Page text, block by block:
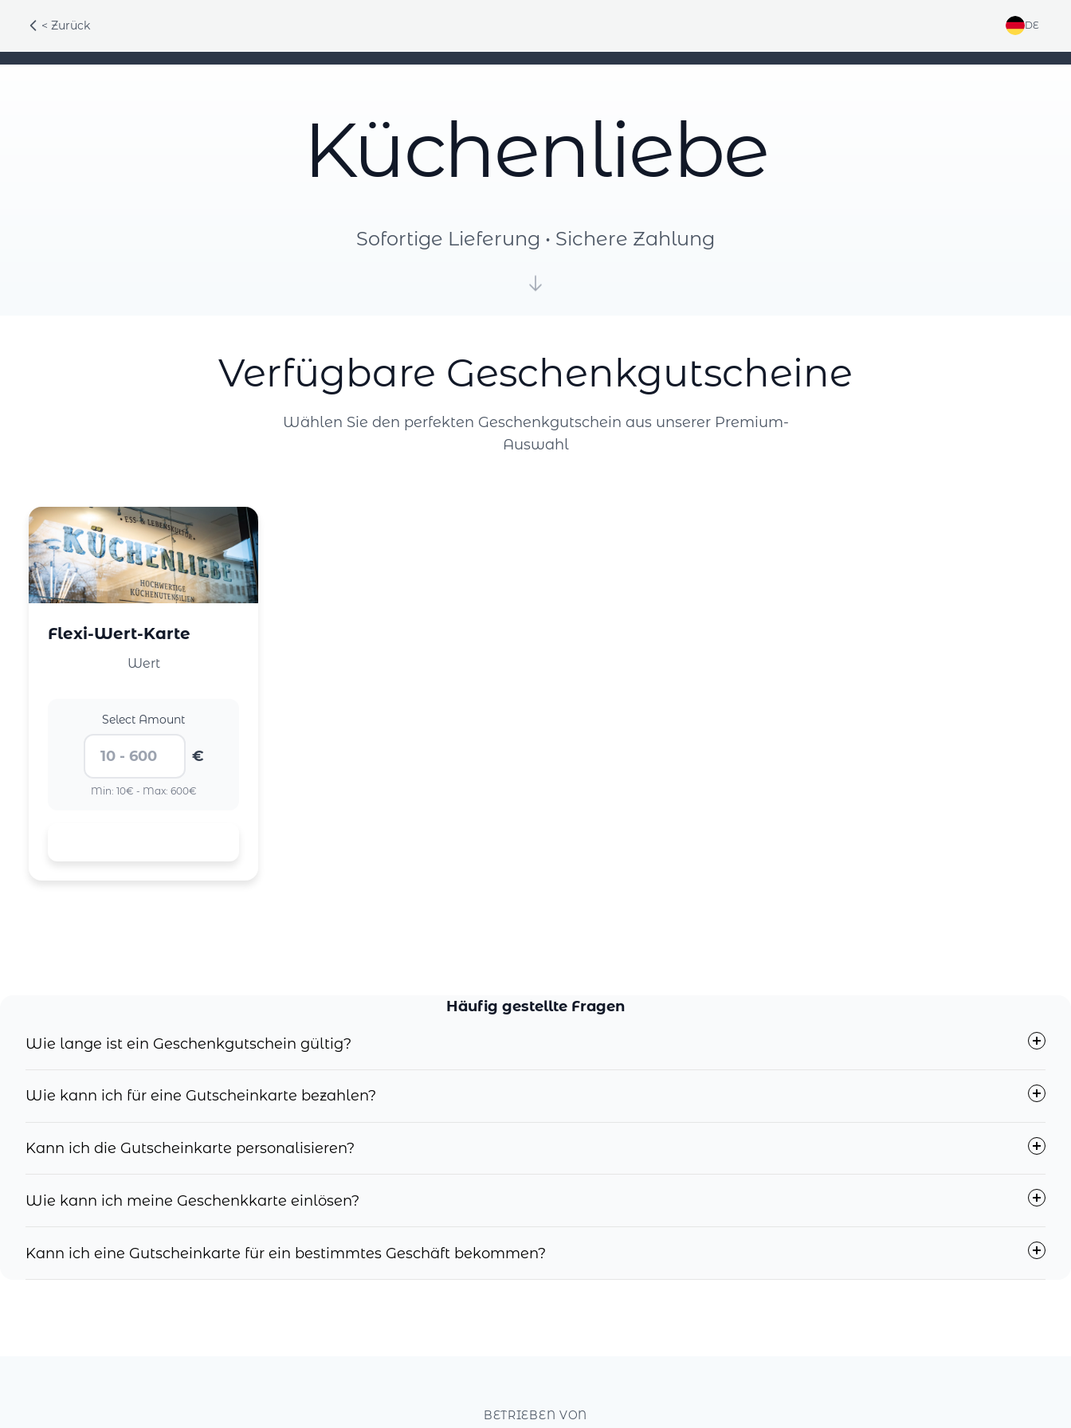
< Zurück DE
Küchenliebe
Sofortige Lieferung • Sichere Zahlung
Verfügbare Geschenkgutscheine
Wählen Sie den perfekten Geschenkgutschein aus unserer Premium-
Auswahl
Flexi-Wert-Karte
Wert
Select Amount
€
Min: 10€ - Max: 600€
Häufig gestellte Fragen
Wie lange ist ein Geschenkgutschein gültig?
Wie kann ich für eine Gutscheinkarte bezahlen?
Kann ich die Gutscheinkarte personalisieren?
Wie kann ich meine Geschenkkarte einlösen?
Kann ich eine Gutscheinkarte für ein bestimmtes Geschäft bekommen?
BETRIEBEN VON